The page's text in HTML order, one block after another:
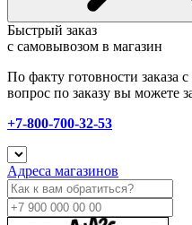
Быстрый заказ
с самовывозом в магазин
По факту готовности заказа
вопрос по заказу вы можете
+7-800-700-32-53
Адреса магазинов